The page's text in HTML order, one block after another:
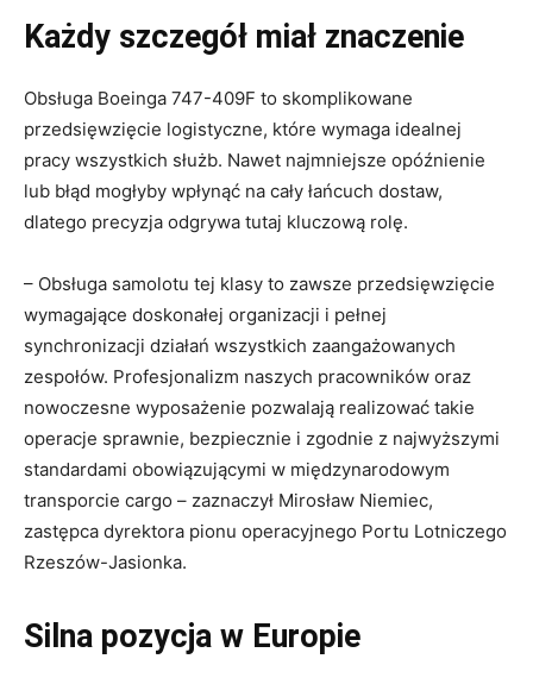
Każdy szczegół miał znaczenie
Obsługa Boeinga 747-409F to skomplikowane
przedsięwzięcie logistyczne, które wymaga idealnej
pracy wszystkich służb. Nawet najmniejsze opóźnienie
lub błąd mogłyby wpłynąć na cały łańcuch dostaw,
dlatego precyzja odgrywa tutaj kluczową rolę.
– Obsługa samolotu tej klasy to zawsze przedsięwzięcie
wymagające doskonałej organizacji i pełnej
synchronizacji działań wszystkich zaangażowanych
zespołów. Profesjonalizm naszych pracowników oraz
nowoczesne wyposażenie pozwalają realizować takie
operacje sprawnie, bezpiecznie i zgodnie z najwyższymi
standardami obowiązującymi w międzynarodowym
transporcie cargo – zaznaczył Mirosław Niemiec,
zastępca dyrektora pionu operacyjnego Portu Lotniczego
Rzeszów-Jasionka.
Silna pozycja w Europie